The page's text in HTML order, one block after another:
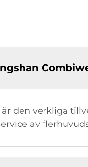
är den verkliga
av